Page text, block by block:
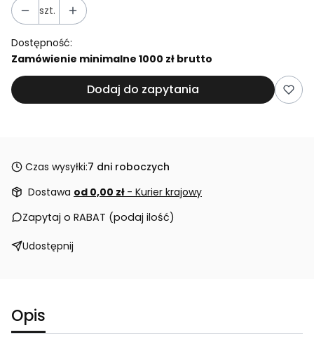
szt.
Dostępność:
Zamówienie minimalne 1000 zł brutto
Dodaj do zapytania
Czas wysyłki:7 dni roboczych
Dostawa od 0,00 zł - Kurier krajowy
Zapytaj o RABAT (podaj ilość)
Udostępnij
Opis